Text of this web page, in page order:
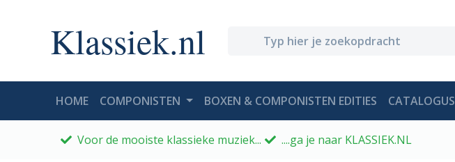
Klassiek.nl
HOME(CURRENT)
COMPONISTEN BOXEN & COMPONISTEN EDITIES CATALOGUS
Voor de mooiste klassieke muziek... ....ga je naar KLASSIEK.NL